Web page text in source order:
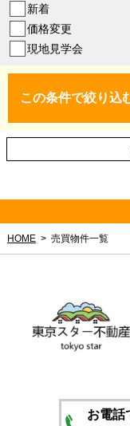
新着
価格変更
現地見学会
この条件で絞り込
HOME 売買物件一覧
お電話